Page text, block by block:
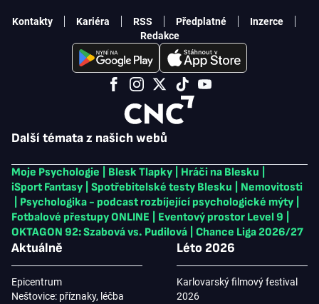
Další témata z našich webů
Moje Psychologie Blesk Tlapky Hráči na Blesku
iSport Fantasy
Spotřebitelské testy Blesku
Nemovitosti
Psychologika - podcast rozbíjející psychologické mýty
Fotbalové přestupy ONLINE
Eventový prostor Level 9
OKTAGON 92: Szabová vs. Pudilová
Chance Liga 2026/27
Aktuálně
Epicentrum
Neštovice: příznaky, léčba
Léto 2026
Karlovarský filmový festival
2026
Kontakty Kariéra RSS Předplatné
Inzerce
Redakce